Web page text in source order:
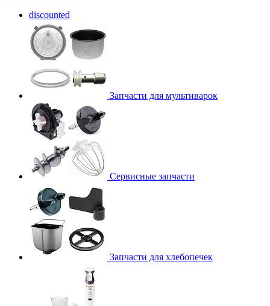
discounted
Запчасти для мультиварок
Сервисные запчасти
Запчасти для хлебопечек